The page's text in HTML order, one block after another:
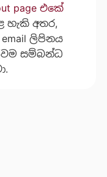
page එකේ
හැකි අතර,
ලිපිනය
සම්බන්ධ